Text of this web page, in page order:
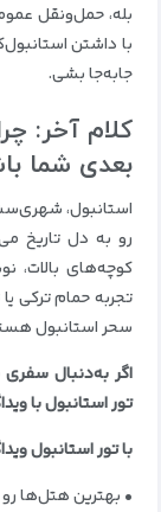
بله، حمل‌ونقل
با داشتن
جابه‌جا بشی.
کلام آخر:
بعدی شما
استانبول،
رو به دل تاریخ
کوچه‌های بالات،
تجربه حمام ترکی
سحر استانبول
اگر به‌دنبال
تور استانبول با
با تور استانبول
• بهترین هتل‌ها